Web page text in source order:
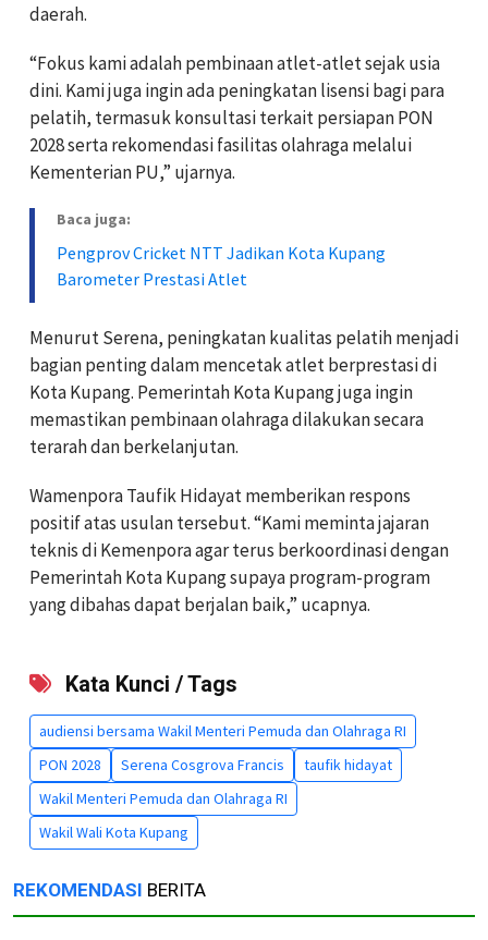
daerah.
“Fokus kami adalah pembinaan atlet-atlet sejak usia
dini. Kami juga ingin ada peningkatan lisensi bagi para
pelatih, termasuk konsultasi terkait persiapan PON
2028 serta rekomendasi fasilitas olahraga melalui
Kementerian PU,” ujarnya.
Baca juga:
Pengprov Cricket NTT Jadikan Kota Kupang
Barometer Prestasi Atlet
Menurut Serena, peningkatan kualitas pelatih menjadi
bagian penting dalam mencetak atlet berprestasi di
Kota Kupang. Pemerintah Kota Kupang juga ingin
memastikan pembinaan olahraga dilakukan secara
terarah dan berkelanjutan.
Wamenpora Taufik Hidayat memberikan respons
positif atas usulan tersebut. “Kami meminta jajaran
teknis di Kemenpora agar terus berkoordinasi dengan
Pemerintah Kota Kupang supaya program-program
yang dibahas dapat berjalan baik,” ucapnya.
Kata Kunci / Tags
audiensi bersama Wakil Menteri Pemuda dan Olahraga RI
PON 2028
Serena Cosgrova Francis
taufik hidayat
Wakil Menteri Pemuda dan Olahraga RI
Wakil Wali Kota Kupang
REKOMENDASI BERITA